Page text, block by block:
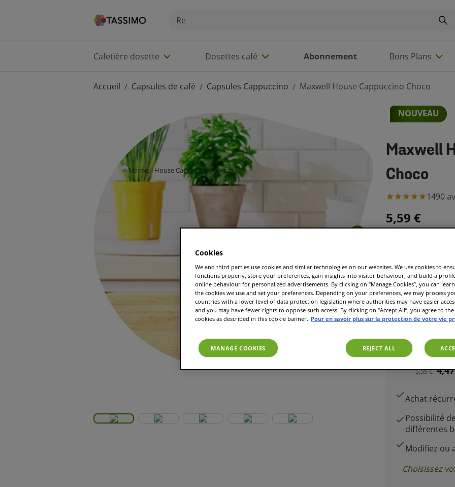
Cafetière dosette Dosettes café Abonnement Bons Plans
Accueil / Capsules de café / Capsules Cappuccino / Maxwell House Cappuccino Choco
NOUVEAU
Maxwell
Choco
1490
5,59 €
5,59 €
1 ou plus
5,59 €
5,59 €
Achat
Possibilité
différentes
Modifiez ou
Choisissez
Cookies
We and third parties use cookies and similar technologies on our websites. We use cookies to
functions properly, store your preferences, gain insights into visitor behaviour, and build a
online behaviour for personalized advertisements. By clicking on “Manage Cookies”, you can
the cookies we use and set your preferences. Depending on your preferences, we may process
countries with a lower level of data protection legislation where authorities may have easier
and you may have fewer rights to oppose such access. By clicking on “Accept All”, you agree to
cookies as described in this cookie banner. Pour en savoir plus sur la protection de votre vie
MANAGE COOKIES REJECT ALL